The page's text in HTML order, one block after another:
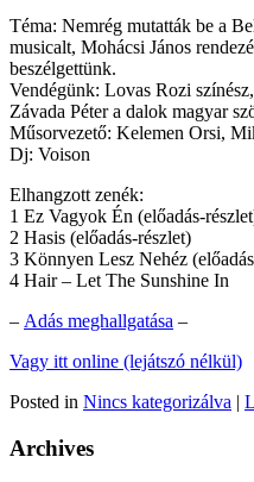
Téma: Nemrég mutatták be a
musicalt, Mohácsi János
beszélgettünk.
Vendégünk: Lovas Rozi
Závada Péter a dalok magyar
Műsorvezető: Kelemen Orsi,
Dj: Voison
Elhangzott zenék:
1 Ez Vagyok Én (előadás-
2 Hasis (előadás-részlet)
3 Könnyen Lesz Nehéz
4 Hair – Let The Sunshine In
– Adás meghallgatása –
Vagy itt online (lejátszó nélkül)
Posted in Nincs kategorizálva |
Archives